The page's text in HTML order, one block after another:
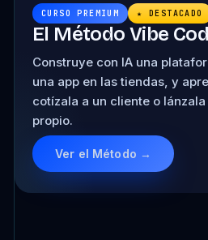
CURSO PREMIUM ★ DESTACADO
El Método Vibe
Construye con IA una
una app en las tiendas, y
cotízala a un cliente o
propio.
Ver el Método →